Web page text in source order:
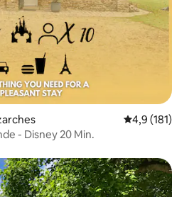
4,9 (181)
- Disney 20 Min.